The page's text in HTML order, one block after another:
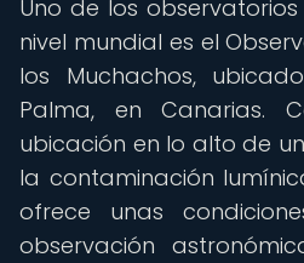
Uno de los
nivel mundial es el
los Muchachos,
Palma, en Canarias.
ubicación en lo alto de
la contaminación
ofrece unas
observación